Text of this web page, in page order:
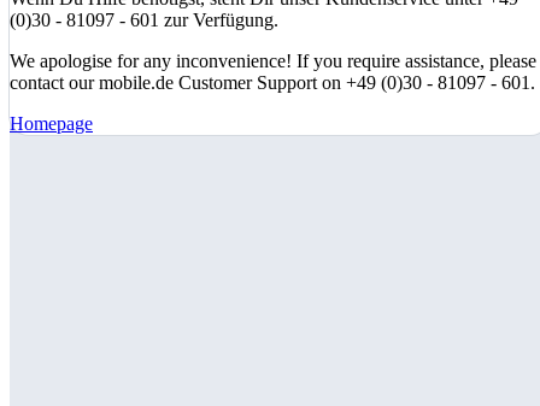
(0)30 - 81097 - 601 zur Verfügung.
We apologise for any inconvenience! If you require assistance, please
contact our mobile.de Customer Support on +49 (0)30 - 81097 - 601.
Homepage